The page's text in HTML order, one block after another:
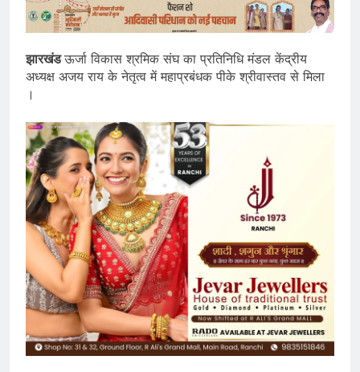
झारखंडऊर्जा विकास श्रमिक संघ का प्रतिनिधि मंडल केंद्रीय
अध्यक्ष अजय राय के नेतृत्व में महाप्रबंधक पीके श्रीवास्तव से मिला
।